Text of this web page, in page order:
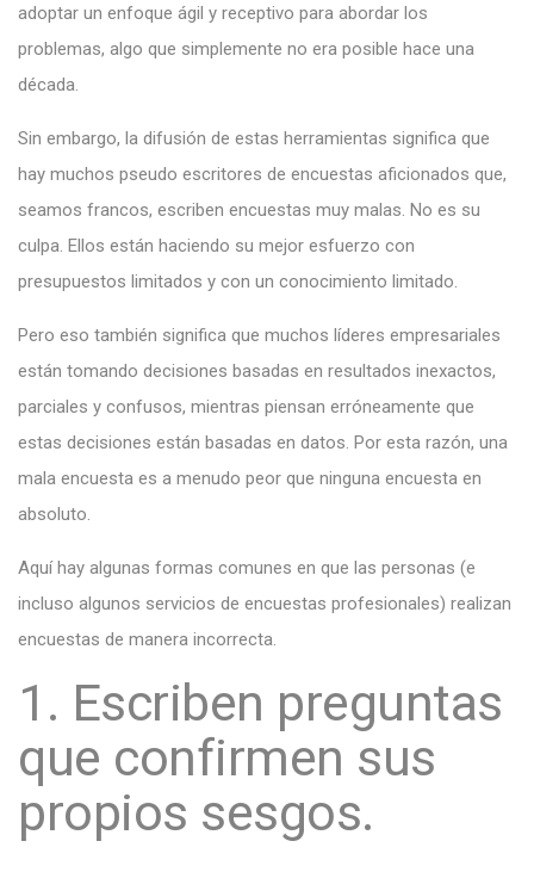
adoptar un enfoque ágil y receptivo para abordar los
problemas, algo que simplemente no era posible hace una
década.
Sin embargo, la difusión de estas herramientas significa que
hay muchos pseudo escritores de encuestas aficionados que,
seamos francos, escriben encuestas muy malas. No es su
culpa. Ellos están haciendo su mejor esfuerzo con
presupuestos limitados y con un conocimiento limitado.
Pero eso también significa que muchos líderes empresariales
están tomando decisiones basadas en resultados inexactos,
parciales y confusos, mientras piensan erróneamente que
estas decisiones están basadas en datos. Por esta razón, una
mala encuesta es a menudo peor que ninguna encuesta en
absoluto.
Aquí hay algunas formas comunes en que las personas (e
incluso algunos servicios de encuestas profesionales) realizan
encuestas de manera incorrecta.
1. Escriben preguntas
que confirmen sus
propios sesgos.